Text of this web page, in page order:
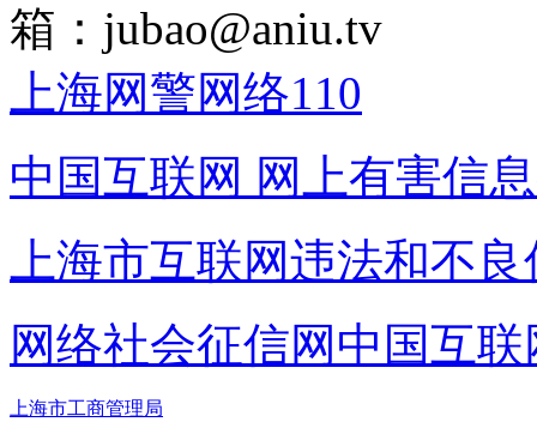
箱： jubao@aniu.tv
上海网警网络110
中国互联网 网上有害信
上海市互联网违法和不
网络社会征信网 中国互
上海市工商管理局